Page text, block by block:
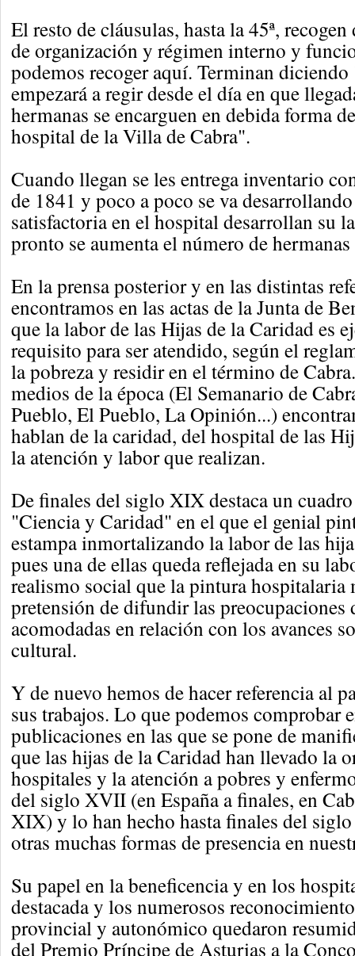
El resto de cláusulas, hasta la 45ª,
de organización y régimen interno y
podemos recoger aquí. Terminan diciendo
empezará a regir desde el día en que
hermanas se encarguen en debida forma
hospital de la Villa de Cabra".
Cuando llegan se les entrega inventario
de 1841 y poco a poco se va
satisfactoria en el hospital desarrollan su
pronto se aumenta el número de
En la prensa posterior y en las distintas
encontramos en las actas de la Junta de
que la labor de las Hijas de la Caridad es
requisito para ser atendido, según el
la pobreza y residir en el término de
medios de la época (El Semanario de
Pueblo, El Pueblo, La Opinión...)
hablan de la caridad, del hospital de las
la atención y labor que realizan.
De finales del siglo XIX destaca un
"Ciencia y Caridad" en el que el genial
estampa inmortalizando la labor de las
pues una de ellas queda reflejada en su
realismo social que la pintura hospitalaria
pretensión de difundir las preocupaciones
acomodadas en relación con los avances
cultural.
Y de nuevo hemos de hacer referencia al
sus trabajos. Lo que podemos comprobar
publicaciones en las que se pone de
que las hijas de la Caridad han llevado la
hospitales y la atención a pobres y
del siglo XVII (en España a finales, en
XIX) y lo han hecho hasta finales del
otras muchas formas de presencia en
Su papel en la beneficencia y en los
destacada y los numerosos
provincial y autonómico quedaron
del Premio Príncipe de Asturias a la